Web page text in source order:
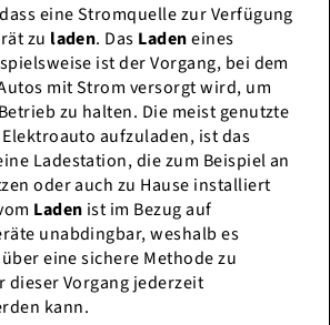
eine Stromquelle zur Verfügung
zu laden. Das Ladeneines
ist der Vorgang, bei dem
mit Strom versorgt wird, um
zu halten. Die meist genutzte
aufzuladen, ist das
Ladestation, die zum Beispiel an
oder auch zu Hause installiert
Laden ist im Bezug auf
unabdingbar, weshalb es
eine sichere Methode zu
dieser Vorgang jederzeit
kann.